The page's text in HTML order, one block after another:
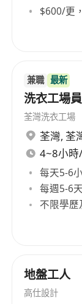
福利： 醫療
https://
亦可直接提
https://
$600/更
兼職 最新
洗衣工場
荃灣洗衣工場
荃灣, 荃
4~8小時
每天5-6
每週5-6
不限學歷
地盤工人
高仕設計